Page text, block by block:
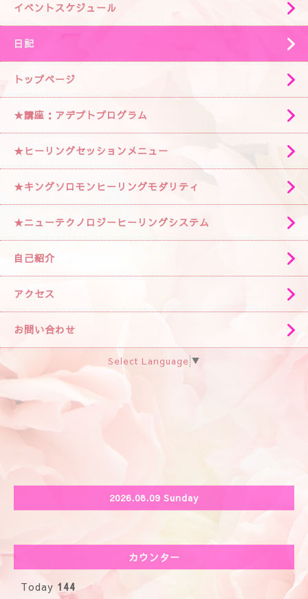
イベントスケジュール
日記
トップページ
★講座：アデプトプログラム
★ヒーリングセッションメニュー
★キングソロモンヒーリングモダリティ
★ニューテクノロジーヒーリングシステム
自己紹介
アクセス
お問い合わせ
Select Language ▼
2026.08.09 Sunday
カウンター
Today 144